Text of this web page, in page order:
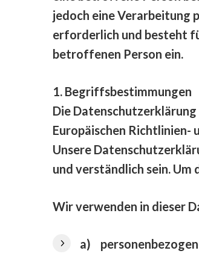
jedoch eine Verarbeitung
erforderlich und besteht
betroffenen Person ein.
1. Begriffsbestimmungen
Die
Europäischen Richtlinien-
Unsere
und verständlich sein.
Wir verwenden in dieser
a)